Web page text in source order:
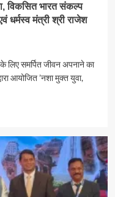
विकसित भारत संकल्प
धर्मस्व मंत्री श्री राजेश
लिए समर्पित जीवन अपनाने का
आयोजित ’नशा मुक्त युवा,